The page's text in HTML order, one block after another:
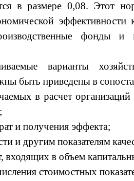
в размере 0,08. Этот
эффективности
фонды и
варианты
быть приведены в
в расчет
и получения эффекта;
и другим показателям
входящих в объем
стоимостных